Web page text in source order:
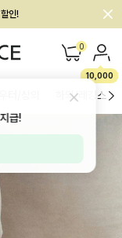
0
10,000
하의/레깅스
급!